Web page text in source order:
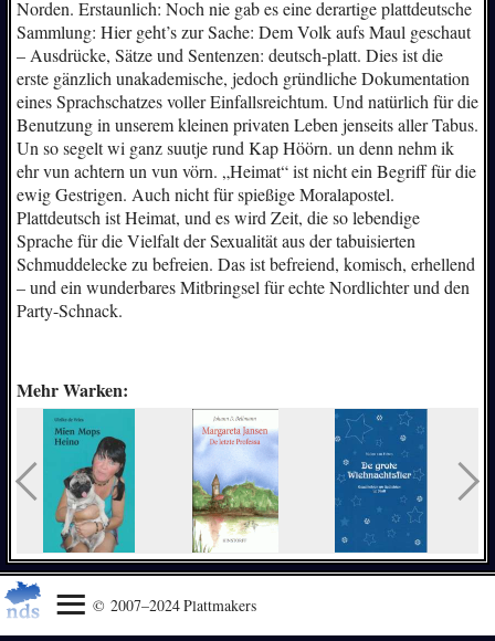
Norden. Erstaunlich: Noch nie gab es eine derartige plattdeutsche
Sammlung: Hier geht’s zur Sache: Dem Volk aufs Maul geschaut
– Ausdrücke, Sätze und Sentenzen: deutsch-platt. Dies ist die
erste gänzlich unakademische, jedoch gründliche Dokumentation
eines Sprachschatzes voller Einfallsreichtum. Und natürlich für die
Benutzung in unserem kleinen privaten Leben jenseits aller Tabus.
Un so segelt wi ganz suutje rund Kap Höörn. un denn nehm ik
ehr vun achtern un vun vörn. „Heimat“ ist nicht ein Begriff für die
ewig Gestrigen. Auch nicht für spießige Moralapostel.
Plattdeutsch ist Heimat, und es wird Zeit, die so lebendige
Sprache für die Vielfalt der Sexualität aus der tabuisierten
Schmuddelecke zu befreien. Das ist befreiend, komisch, erhellend
– und ein wunderbares Mitbringsel für echte Nordlichter und den
Party-Schnack.
Mehr Warken:
© 2007–2024 Plattmakers